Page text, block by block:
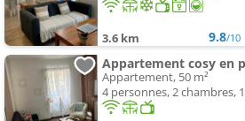
3.6 km 9.8/10
Appartement cosy en
Appartement, 50 m²
4 personnes, 2 chambres,